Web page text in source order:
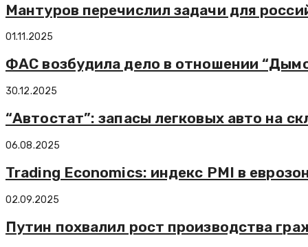
Мантуров перечислил задачи для
01.11.2025
ФАС возбудила дело в отношении
30.12.2025
“Автостат”: запасы легковых авто на
06.08.2025
Trading Economics: индекс PMI в
02.09.2025
Путин похвалил рост производства